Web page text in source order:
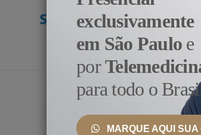
exclusivamente
em São Paulo e
por
para todo o
MARQUE AQUI SUA